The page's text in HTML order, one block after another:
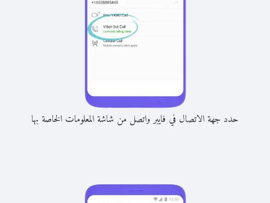
حدد جهة الاتصال في فايبر واتصل من شاشة المعلومات الخاصة بها